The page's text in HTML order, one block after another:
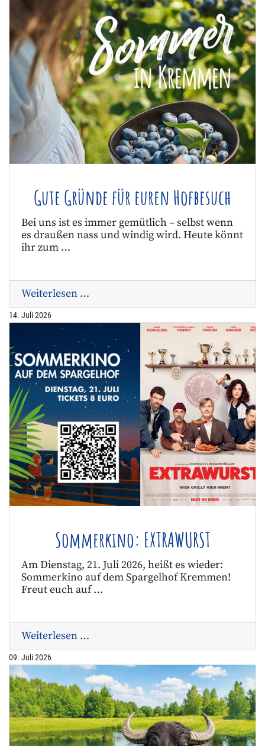
Gute Gründe für euren Hofbesuch
Bei uns ist es immer gemütlich – selbst wenn
es draußen nass und windig wird. Heute könnt
ihr zum …
Weiterlesen …
14. Juli 2026
Sommerkino: EXTRAWURST
Am Dienstag, 21. Juli 2026, heißt es wieder:
Sommerkino auf dem Spargelhof Kremmen!
Freut euch auf …
Weiterlesen …
09. Juli 2026